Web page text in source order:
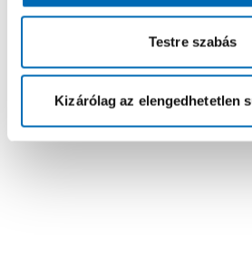
Testre szabás
Kizárólag az elengedhetetlen